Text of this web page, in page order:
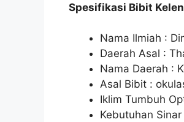
Spesifikasi Bibit
Nama Ilmiah :
Daerah Asal :
Nama Daerah :
Asal Bibit :
Iklim Tumbuh
Kebutuhan